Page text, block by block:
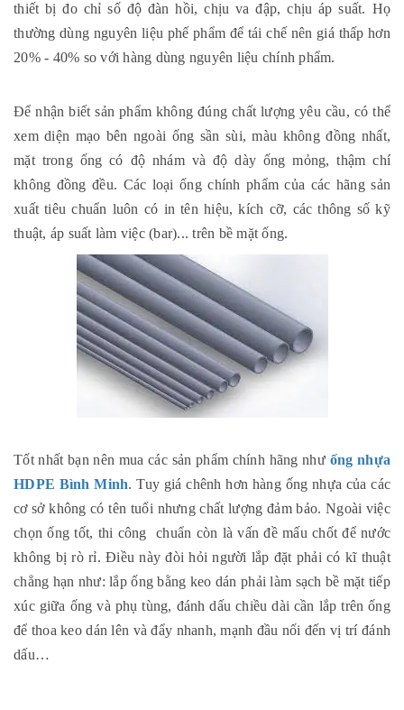
thiết bị đo chỉ số độ đàn hồi, chịu va đập, chịu áp suất. Họ
thường dùng nguyên liệu phế phẩm để tái chế nên giá thấp hơn
20% - 40% so với hàng dùng nguyên liệu chính phẩm.
Để nhận biết sản phẩm không đúng chất lượng yêu cầu, có thể
xem diện mạo bên ngoài ống sần sùi, màu không đồng nhất,
mặt trong ống có độ nhám và độ dày ống mỏng, thậm chí
không đồng đều. Các loại ống chính phẩm của các hãng sản
xuất tiêu chuẩn luôn có in tên hiệu, kích cỡ, các thông số kỹ
thuật, áp suất làm việc (bar)... trên bề mặt ống.
Tốt nhất bạn nên mua các sản phẩm chính hãng như ống nhựa
HDPE Bình Minh. Tuy giá chênh hơn hàng ống nhựa của các
cơ sở không có tên tuổi nhưng chất lượng đảm bảo. Ngoài việc
chọn ống tốt, thi công chuẩn còn là vấn đề mấu chốt để nước
không bị rò rỉ. Điều này đòi hỏi người lắp đặt phải có kĩ thuật
chẳng hạn như: lắp ống bằng keo dán phải làm sạch bề mặt tiếp
xúc giữa ống và phụ tùng, đánh dấu chiều dài cần lắp trên ống
để thoa keo dán lên và đẩy nhanh, mạnh đầu nối đến vị trí đánh
dấu…